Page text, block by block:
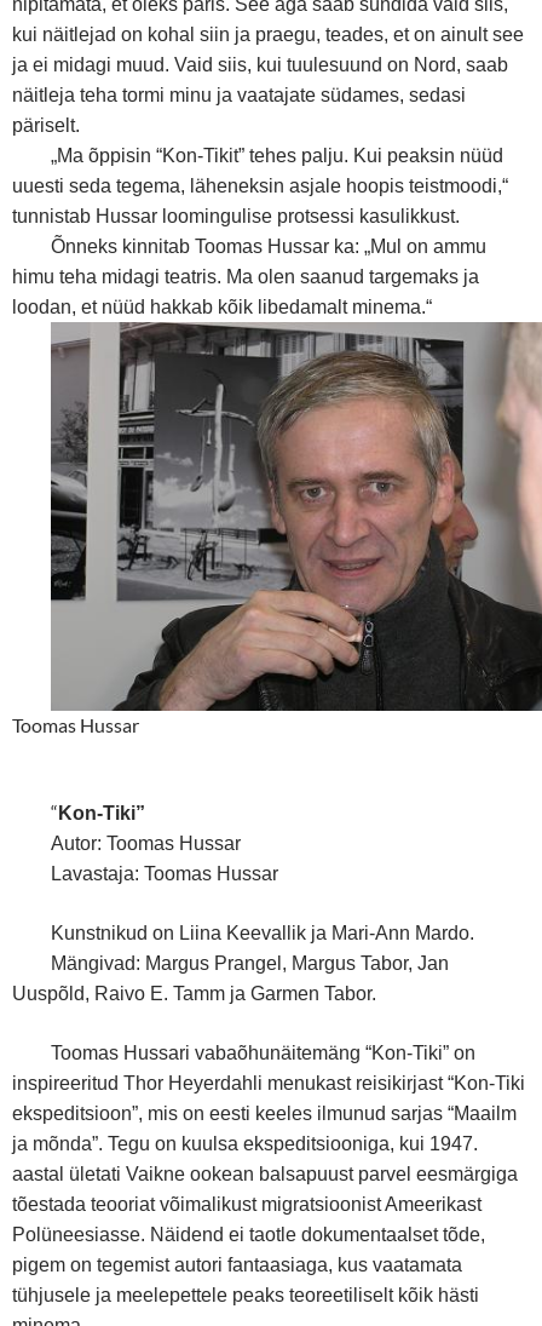
nipitamata, et oleks päris. See aga saab sündida vaid siis,
kui näitlejad on kohal siin ja praegu, teades, et on ainult see
ja ei midagi muud. Vaid siis, kui tuulesuund on Nord, saab
näitleja teha tormi minu ja vaatajate südames, sedasi
päriselt.
„Ma õppisin “Kon-Tikit” tehes palju. Kui peaksin nüüd
uuesti seda tegema, läheneksin asjale hoopis teistmoodi,“
tunnistab Hussar loomingulise protsessi kasulikkust.
Õnneks kinnitab Toomas Hussar ka: „Mul on ammu
himu teha midagi teatris. Ma olen saanud targemaks ja
loodan, et nüüd hakkab kõik libedamalt minema.“
Toomas Hussar
“ Kon-Tiki”
Autor: Toomas Hussar
Lavastaja: Toomas Hussar
Kunstnikud on Liina Keevallik ja Mari-Ann Mardo.
Mängivad: Margus Prangel, Margus Tabor, Jan
Uuspõld, Raivo E. Tamm ja Garmen Tabor.
Toomas Hussari vabaõhunäitemäng “Kon-Tiki” on
inspireeritud Thor Heyerdahli menukast reisikirjast “Kon-Tiki
ekspeditsioon”, mis on eesti keeles ilmunud sarjas “Maailm
ja mõnda”. Tegu on kuulsa ekspeditsiooniga, kui 1947.
aastal ületati Vaikne ookean balsapuust parvel eesmärgiga
tõestada teooriat võimalikust migratsioonist Ameerikast
Polüneesiasse. Näidend ei taotle dokumentaalset tõde,
pigem on tegemist autori fantaasiaga, kus vaatamata
tühjusele ja meelepettele peaks teoreetiliselt kõik hästi